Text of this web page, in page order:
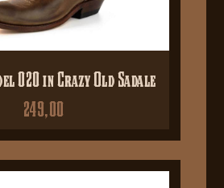
020 in Crazy Old Sadale
249,00